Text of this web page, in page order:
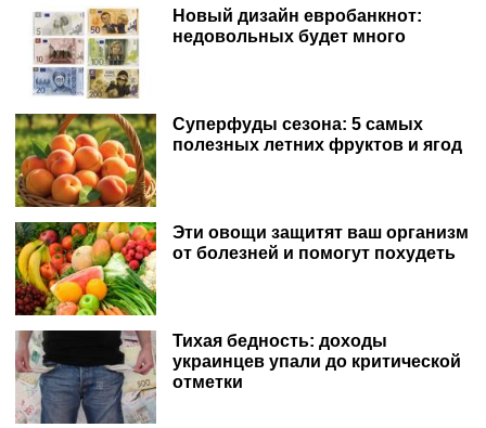
Новый дизайн евробанкнот:
недовольных будет много
Суперфуды сезона: 5 самых
полезных летних фруктов и ягод
Эти овощи защитят ваш организм
от болезней и помогут похудеть
Тихая бедность: доходы
украинцев упали до критической
отметки